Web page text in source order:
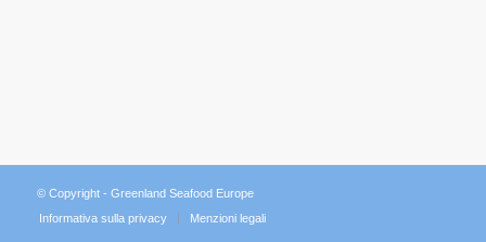
© Copyright - Greenland Seafood Europe
Informativa sulla privacy
Menzioni legali